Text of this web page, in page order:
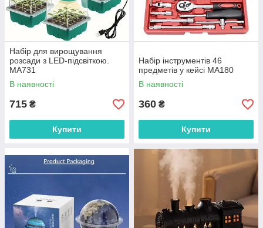
Набір для вирощування
розсади з LED-підсвіткою.
MA731
В наявності
715 ₴
Купити
Набір інструментів 46
предметів у кейсі MA180
В наявності
360 ₴
Купити